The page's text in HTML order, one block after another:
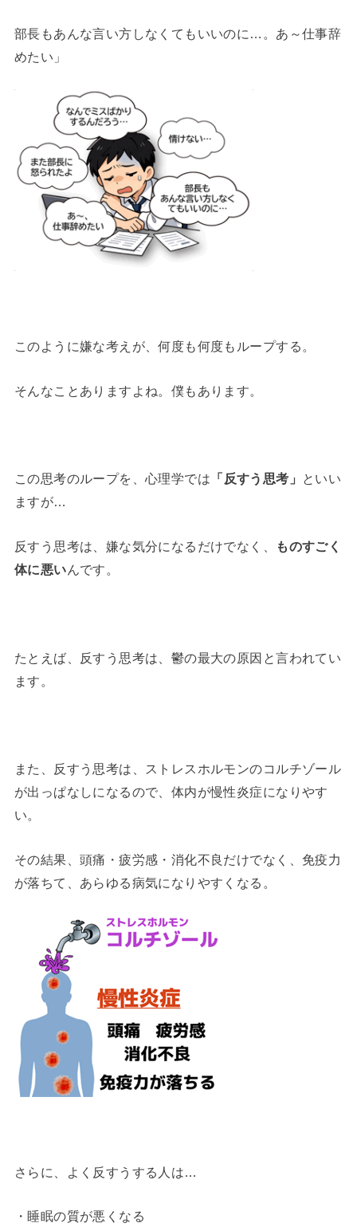
部長もあんな言い方しなくてもいいのに…。あ～仕事辞
めたい」
このように嫌な考えが、何度も何度もループする。
そんなことありますよね。僕もあります。
この思考のループを、心理学では 「反すう思考」
といい
ますが…
反すう思考は、嫌な気分になるだけでなく、
ものすごく
体に悪いんです。
たとえば、反すう思考は、鬱の最大の原因と言われてい
ます。
また、反すう思考は、ストレスホルモンのコルチゾール
が出っぱなしになるので、体内が慢性炎症になりやす
い。
その結果、頭痛・疲労感・消化不良だけでなく、免疫力
が落ちて、あらゆる病気になりやすくなる。
さらに、よく反すうする人は…
・睡眠の質が悪くなる